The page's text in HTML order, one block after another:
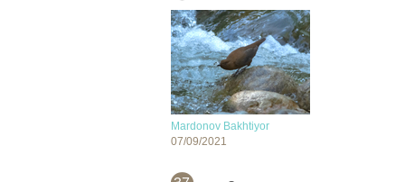
Mardonov Bakhtiyor
07/09/2021